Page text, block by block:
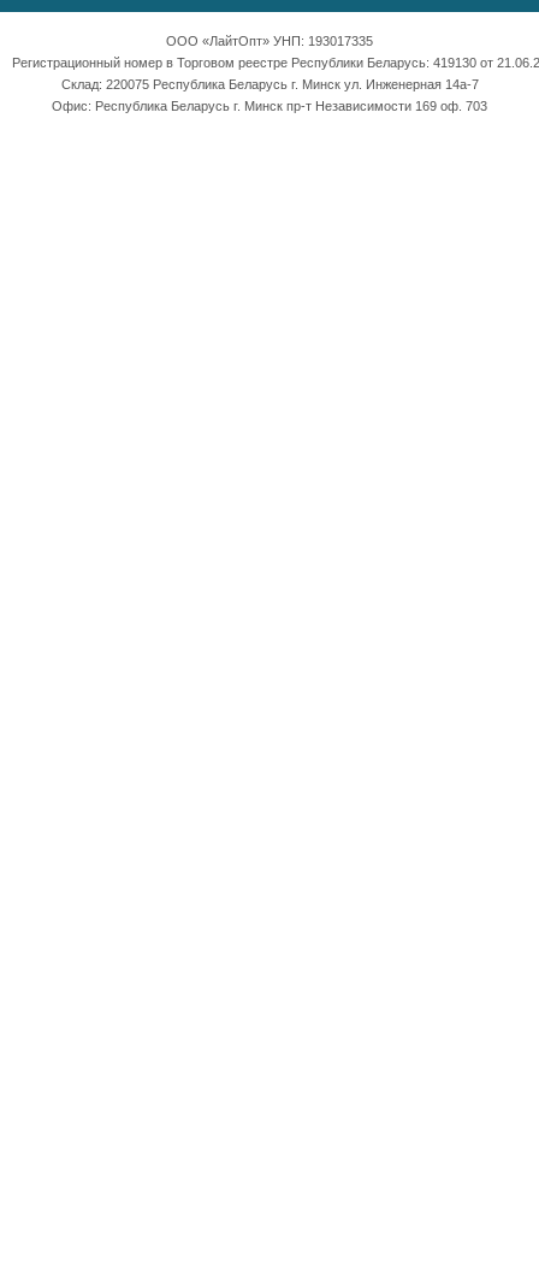
ООО «ЛайтОпт» УНП: 193017335
Регистрационный номер в Торговом реестре Республики Беларусь: 419130 от
Склад: 220075 Республика Беларусь г. Минск ул. Инженерная 14а-7
Офис: Республика Беларусь г. Минск пр-т Независимости 169 оф. 703